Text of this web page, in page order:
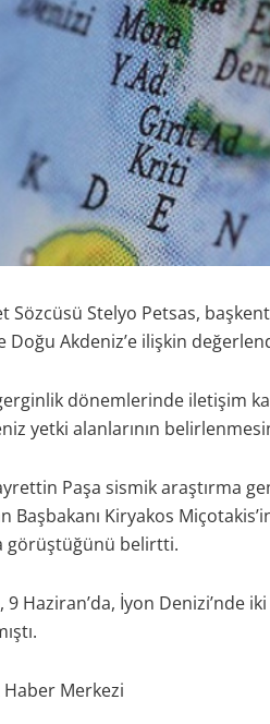
Stelyo Petsas,
Doğu Akdeniz’e ilişkin
dönemlerinde iletişim
yetki alanlarının
Paşa sismik araştırma
Başbakanı Kiryakos
görüştüğünü belirtti.
Haziran’da, İyon Denizi’nde
Haber Merkezi